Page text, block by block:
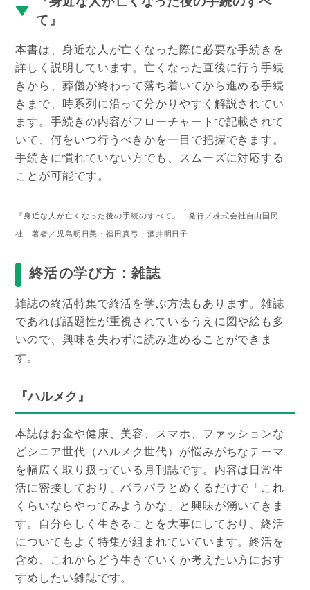
て』
本書は、身近な人が亡くなった際に必要な手続きを
詳しく説明しています。亡くなった直後に行う手続
きから、葬儀が終わって落ち着いてから進める手続
きまで、時系列に沿って分かりやすく解説されてい
ます。手続きの内容がフローチャートで記載されて
いて、何をいつ行うべきかを一目で把握できます。
手続きに慣れていない方でも、スムーズに対応する
ことが可能です。
『身近な人が亡くなった後の手続のすべて』 発行／株式会社自由国民
社 著者／児島明日美・福田真弓・酒井明日子
終活の学び方：雑誌
雑誌の終活特集で終活を学ぶ方法もあります。雑誌
であれば話題性が重視されているうえに図や絵も多
いので、興味を失わずに読み進めることができま
す。
『ハルメク』
本誌はお金や健康、美容、スマホ、ファッションな
どシニア世代（ハルメク世代）が悩みがちなテーマ
を幅広く取り扱っている月刊誌です。内容は日常生
活に密接しており、パラパラとめくるだけで「これ
くらいならやってみようかな」と興味が湧いてきま
す。自分らしく生きることを大事にしており、終活
についてもよく特集が組まれていています。終活を
含め、これからどう生きていくか考えたい方におす
すめしたい雑誌です。